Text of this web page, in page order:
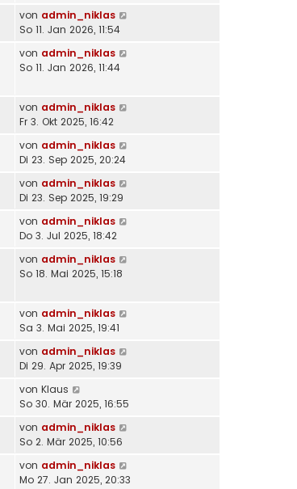
von admin_niklas
So 11. Jan 2026, 11:54
von admin_niklas
So 11. Jan 2026, 11:44
von admin_niklas
Fr 3. Okt 2025, 16:42
von admin_niklas
Di 23. Sep 2025, 20:24
von admin_niklas
Di 23. Sep 2025, 19:29
von admin_niklas
Do 3. Jul 2025, 18:42
von admin_niklas
So 18. Mai 2025, 15:18
von admin_niklas
Sa 3. Mai 2025, 19:41
von admin_niklas
Di 29. Apr 2025, 19:39
von Klaus
So 30. Mär 2025, 16:55
von admin_niklas
So 2. Mär 2025, 10:56
von admin_niklas
Mo 27. Jan 2025, 20:33